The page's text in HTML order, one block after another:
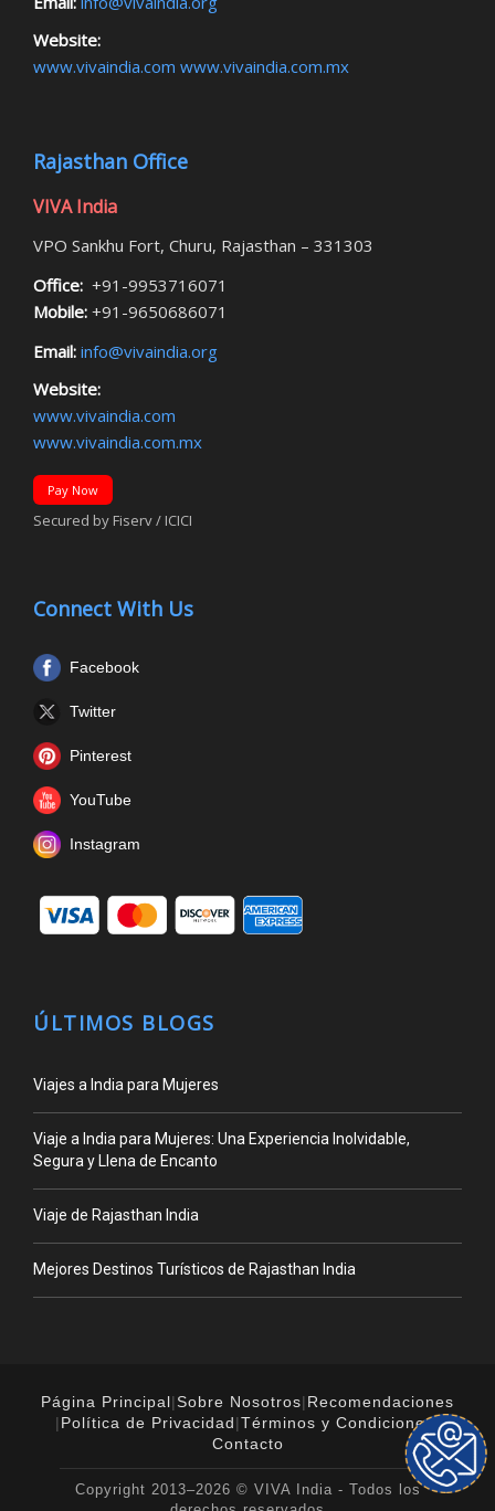
Website:
www.vivaindia.com www.vivaindia.com.mx
Rajasthan Office
VIVA India
VPO Sankhu Fort, Churu, Rajasthan – 331303
Office: +91-9953716071
Mobile: +91-9650686071
Email: info@vivaindia.org
Website:
www.vivaindia.com
www.vivaindia.com.mx
Pay Now
Secured by Fiserv / ICICI
Connect With Us
Facebook
Twitter
Pinterest
YouTube
Instagram
ÚLTIMOS BLOGS
Viajes a India para Mujeres
Viaje a India para Mujeres: Una Experiencia Inolvidable,
Segura y Llena de Encanto
Viaje de Rajasthan India
Mejores Destinos Turísticos de Rajasthan India
Página Principal|Sobre Nosotros| Recomendaciones
| Política de Privacidad|Términos y Condiciones|
Contacto
Copyright 2013–2026 © VIVA India - Todos los